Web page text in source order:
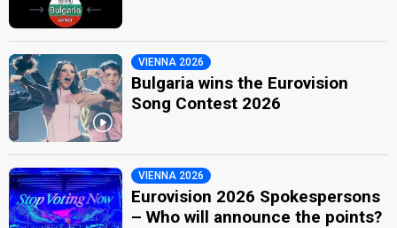
VIENNA 2026
Bulgaria wins the Eurovision
Song Contest 2026
VIENNA 2026
Eurovision 2026 Spokespersons
– Who will announce the points?